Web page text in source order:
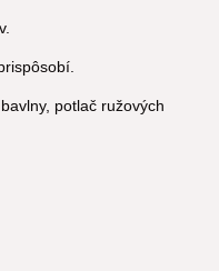
potlač ružových